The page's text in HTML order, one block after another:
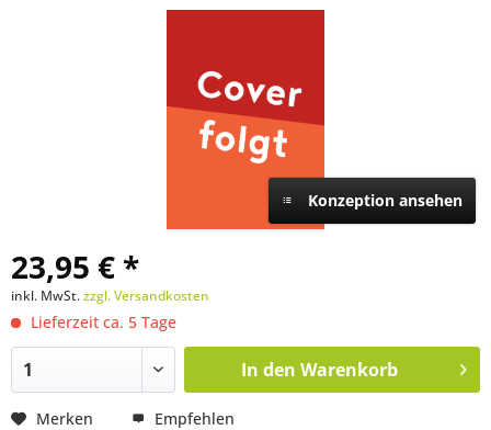
Konzeption ansehen
23,95 € *
inkl. MwSt.zzgl. Versandkosten
Lieferzeit ca. 5 Tage
In den Warenkorb
Merken Empfehlen